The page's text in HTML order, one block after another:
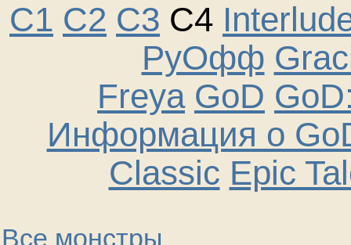
C1 C2 C3 C4
РуОфф
Freya GoD
Информация о
Classic Epic
Все монстры